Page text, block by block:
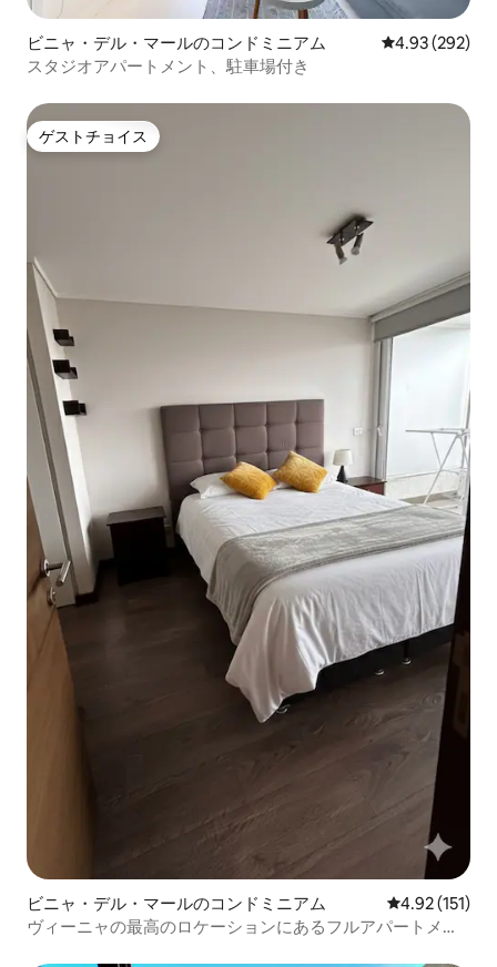
ビニャ・デル・マールのコンドミニアム レビュー292
4.93 (292)
スタジオアパートメント、駐車場付き
ゲストチョイス
ゲストチョイス
ビニャ・デル・マールのコンドミニアム レビュー151
4.92 (151)
ヴィーニャの最高のロケーションにあるフルアパートメン